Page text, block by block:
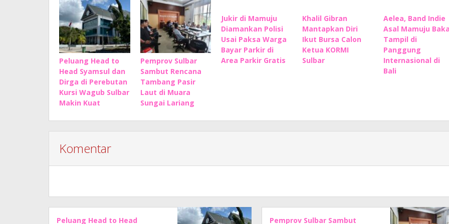
Peluang Head to
Head Syamsul dan
Dirga di Perebutan
Kursi Wagub Sulbar
Makin Kuat
Pemprov Sulbar
Sambut Rencana
Tambang Pasir
Laut di Muara
Sungai Lariang
Jukir di Mamuju
Diamankan Polisi
Usai Paksa Warga
Bayar Parkir di
Area Parkir Gratis
Khalil Gibran
Mantapkan Diri
Ikut Bursa Calon
Ketua KORMI
Sulbar
Aelea, Band Indie
Asal Mamuju
Tampil di
Panggung
Internasional di
Bali
Komentar
Peluang Head to Head Pemprov Sulbar Sambut